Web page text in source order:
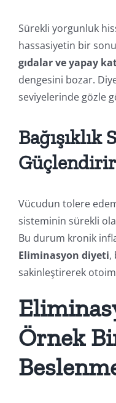
Sürekli yorgunluk
hassasiyetin bir
gıdalar ve yapay
dengesini bozar.
seviyelerinde gözle
Güçlendirir
Vücudun tolere
sisteminin sürekli
Bu durum kronik
Eliminasyon diyeti,
sakinleştirerek
Örnek